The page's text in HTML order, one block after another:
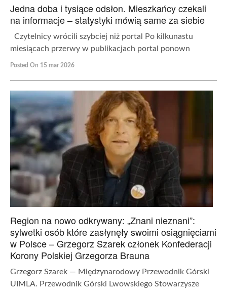
Jedna doba i tysiące odsłon. Mieszkańcy czekali
na informacje – statystyki mówią same za siebie
Czytelnicy wrócili szybciej niż portal Po kilkunastu
miesiącach przerwy w publikacjach portal ponown
Posted On 15 mar 2026
Region na nowo odkrywany: „Znani nieznani”:
sylwetki osób które zasłynęły swoimi osiągnięciami
w Polsce – Grzegorz Szarek członek Konfederacji
Korony Polskiej Grzegorza Brauna
Grzegorz Szarek — Międzynarodowy Przewodnik Górski
UIMLA. Przewodnik Górski Lwowskiego Stowarzysze